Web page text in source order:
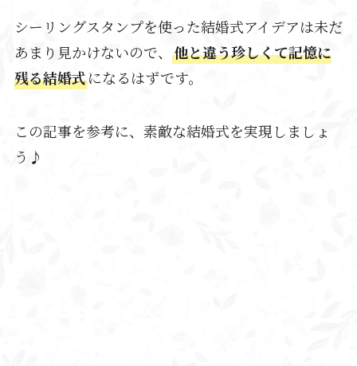
シーリングスタンプを使った結婚式アイデアは未だ
あまり見かけないので、 他と違う珍しくて記憶に
残る結婚式になるはずです。
この記事を参考に、素敵な結婚式を実現しましょ
う♪